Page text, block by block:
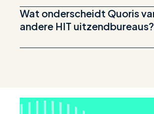
Wat onderscheidt Quoris
andere HIT uitzendbureaus?